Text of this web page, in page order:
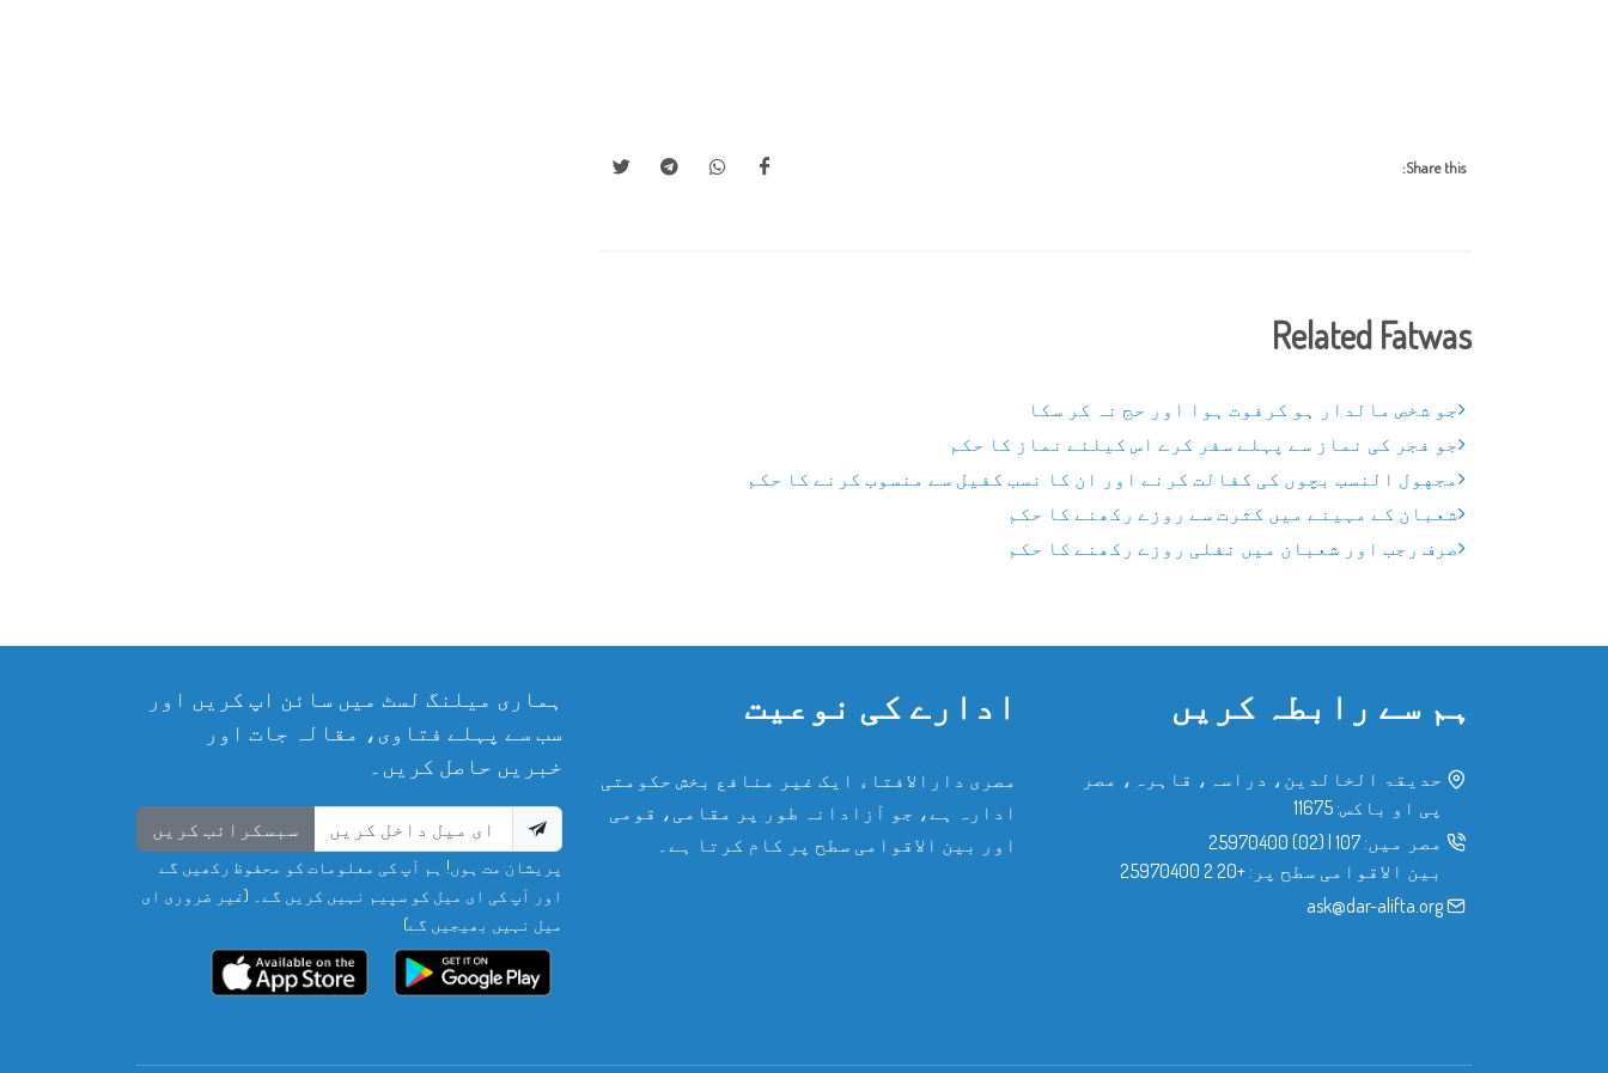
Share this:
Related Fatwas
جو شخص مالدار ہو کرفوت ہوا اور حج نہ کر سکا
جو فجر کی نماز سے پہلے سفر کرے اس کیلئے نماز کا حکم
مجهول النسب بچوں کی کفالت کرنے اور ان کا نسب کفیل سے منسوب کرنے کا حکم
شعبان کے مہینے میں کثرت سے روزے رکھنے کا حکم
صرف رجب اور شعبان میں نفلی روزے رکھنے کا حکم
ہم سے رابطہ کریں
حدیقۃ الخالدین، دراسہ، قاہرہ، مصر
پی او باکس: 11675
مصر میں: 107
(02) 25970400
بین الاقوامی سطح پر: +20 2 25970400
ask@dar-alifta.org
ادارے کی نوعیت
مصری دارالافتاء ایک غیر منافع بخش حکومتی
ادارہ ہے، جو آزادانہ طور پر مقامی، قومی
اور بین الاقوامی سطح پر کام کرتا ہے۔
ہماری میلنگ لسٹ میں سائن اپ کریں اور
سب سے پہلے فتاوی، مقالہ جات اور
خبریں حاصل کریں۔
سبسکرائب کریں
پریشان مت ہوں! ہم آپ کی معلومات کو محفوظ رکھیں گے
اور آپ کی ای میل کو سپیم نہیں کریں گے۔ (غیر ضروری ای
میل نہیں بھیجیں گے)